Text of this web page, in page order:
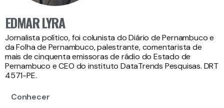
EDMAR LYRA
Jornalista político, foi colunista do Diário de Pernambuco e
da Folha de Pernambuco, palestrante, comentarista de
mais de cinquenta emissoras de rádio do Estado de
Pernambuco e CEO do instituto DataTrends Pesquisas. DRT
4571-PE.
Conhecer